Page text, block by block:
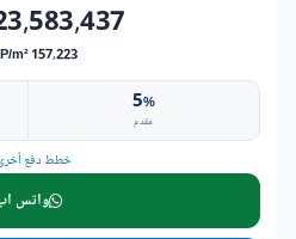
EGP
157,223 EGP/m²
5%
مقدم
خطط دفع
واتس